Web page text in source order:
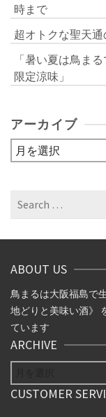
時まで
超オトクな聖天通
「暑い夏は鳥ま
限定涼味」
アーカイブ
ア
ー
Search
ABOUT US
鳥まるは大阪福島で
地どりと美味い酒》
ています
ARCHIVE
CUSTOMER